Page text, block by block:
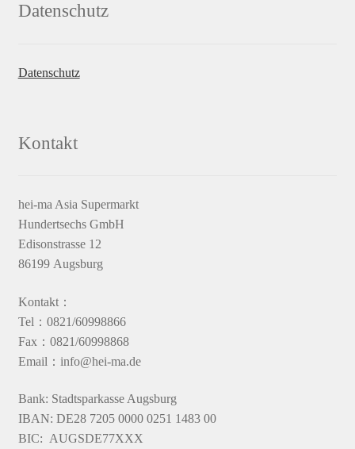
Datenschutz
Datenschutz
Kontakt
hei-ma Asia Supermarkt
Hundertsechs GmbH
Edisonstrasse 12
86199 Augsburg
Kontakt：
Tel：0821/60998866
Fax：0821/60998868
Email：info@hei-ma.de
Bank: Stadtsparkasse Augsburg
IBAN: DE28 7205 0000 0251 1483 00
BIC: AUGSDE77XXX